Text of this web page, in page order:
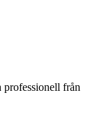
från